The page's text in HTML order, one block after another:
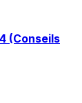
(Conseils